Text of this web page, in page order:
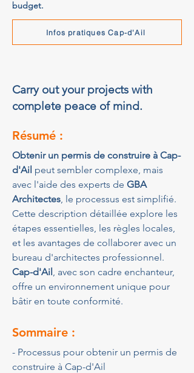
budget.
Infos pratiques Cap-d'Ail
Carry out your projects with
complete peace of mind.
Résumé :
Obtenir un permis de construire à Cap-
d'Ail peut sembler complexe, mais
avec l'aide des experts de GBA
Architectes, le processus est simplifié.
Cette description détaillée explore les
étapes essentielles, les règles locales,
et les avantages de collaborer avec un
bureau d'architectes professionnel.
Cap-d'Ail, avec son cadre enchanteur,
offre un environnement unique pour
bâtir en toute conformité.
Sommaire :
- Processus pour obtenir un permis de
construire à Cap-d'Ail